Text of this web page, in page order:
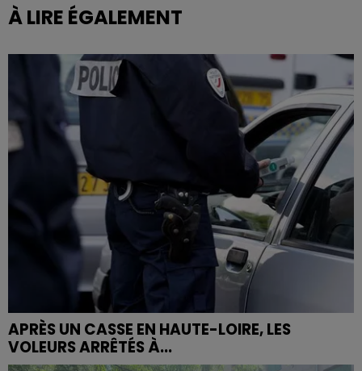
À LIRE ÉGALEMENT
APRÈS UN CASSE EN HAUTE-LOIRE, LES
VOLEURS ARRÊTÉS À...